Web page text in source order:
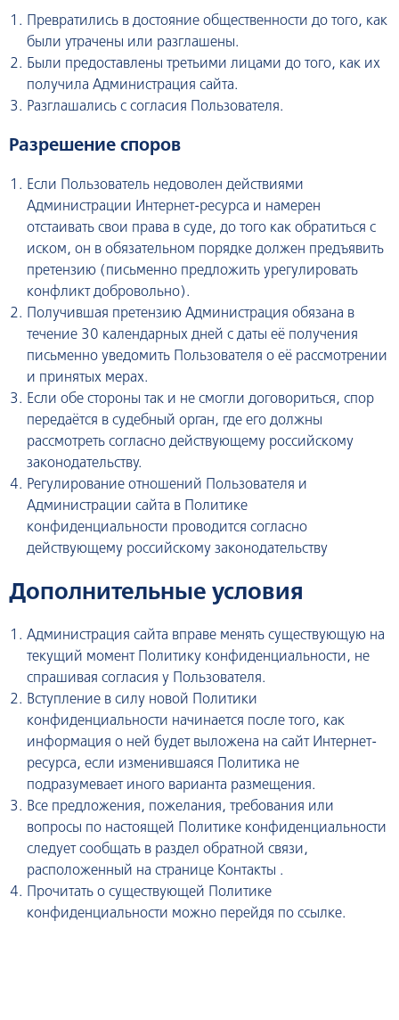
Превратились в достояние общественности до того, как
были утрачены или разглашены.
Были предоставлены третьими лицами до того, как их
получила Администрация сайта.
Разглашались с согласия Пользователя.
Разрешение споров
Если Пользователь недоволен действиями
Администрации Интернет-ресурса и намерен
отстаивать свои права в суде, до того как обратиться с
иском, он в обязательном порядке должен предъявить
претензию (письменно предложить урегулировать
конфликт добровольно).
Получившая претензию Администрация обязана в
течение 30 календарных дней с даты её получения
письменно уведомить Пользователя о её рассмотрении
и принятых мерах.
Если обе стороны так и не смогли договориться, спор
передаётся в судебный орган, где его должны
рассмотреть согласно действующему российскому
законодательству.
Регулирование отношений Пользователя и
Администрации сайта в Политике
конфиденциальности проводится согласно
действующему российскому законодательству
Дополнительные условия
Администрация сайта вправе менять существующую на
текущий момент Политику конфиденциальности, не
спрашивая согласия у Пользователя.
Вступление в силу новой Политики
конфиденциальности начинается после того, как
информация о ней будет выложена на сайт Интернет-
ресурса, если изменившаяся Политика не
подразумевает иного варианта размещения.
Все предложения, пожелания, требования или
вопросы по настоящей Политике конфиденциальности
следует сообщать в раздел обратной связи,
расположенный на странице Контакты .
Прочитать о существующей Политике
конфиденциальности можно перейдя по ссылке.